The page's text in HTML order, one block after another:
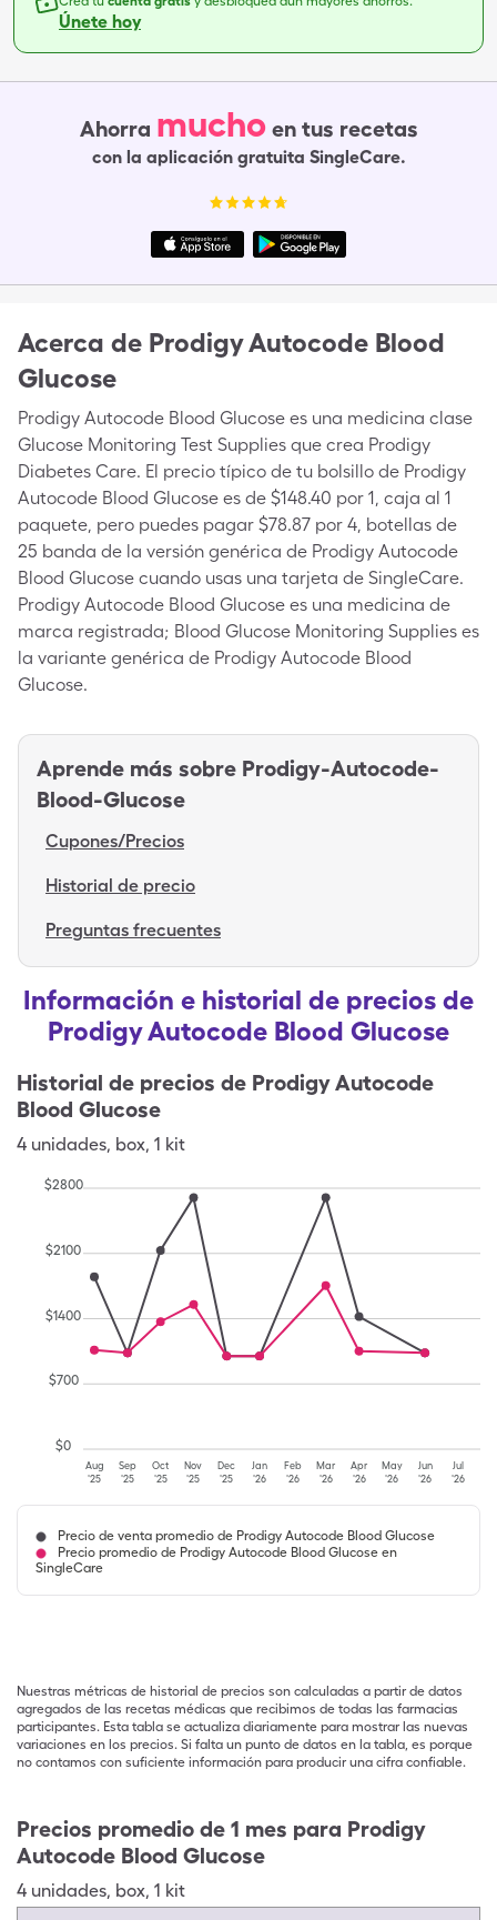
Únete hoy
Ahorra mucho en tus recetas
con la aplicación gratuita SingleCare.
Acerca de Prodigy Autocode Blood
Glucose
Prodigy Autocode Blood Glucose es una medicina clase
Glucose Monitoring Test Supplies que crea Prodigy
Diabetes Care. El precio típico de tu bolsillo de Prodigy
Autocode Blood Glucose es de $148.40 por 1, caja al 1
paquete, pero puedes pagar $78.87 por 4, botellas de
25 banda de la versión genérica de Prodigy Autocode
Blood Glucose cuando usas una tarjeta de SingleCare.
Prodigy Autocode Blood Glucose es una medicina de
marca registrada; Blood Glucose Monitoring Supplies es
la variante genérica de Prodigy Autocode Blood
Glucose.
Aprende más sobre Prodigy-Autocode-
Blood-Glucose
Cupones/Precios
Historial de precio
Preguntas frecuentes
Información e historial de precios de
Prodigy Autocode Blood Glucose
Historial de precios de Prodigy Autocode
Blood Glucose
4 unidades, box, 1 kit
Aug
'25
Sep
'25
Oct
'25
Nov
'25
Dec
'25
Jan
'26
Feb
'26
Mar
'26
Apr
'26
May
'26
Jun
'26
Jul
'26
$0
$700
$1400
$2100
$2800
Precio de venta promedio de Prodigy Autocode Blood Glucose
Precio promedio de Prodigy Autocode Blood Glucose en
SingleCare
Nuestras métricas de historial de precios son calculadas a partir de datos
agregados de las recetas médicas que recibimos de todas las farmacias
participantes. Esta tabla se actualiza diariamente para mostrar las nuevas
variaciones en los precios. Si falta un punto de datos en la tabla, es porque
no contamos con suficiente información para producir una cifra confiable.
Precios promedio de 1 mes para Prodigy
Autocode Blood Glucose
4 unidades, box, 1 kit